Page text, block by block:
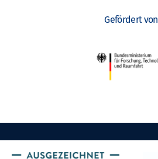
Gefördert von